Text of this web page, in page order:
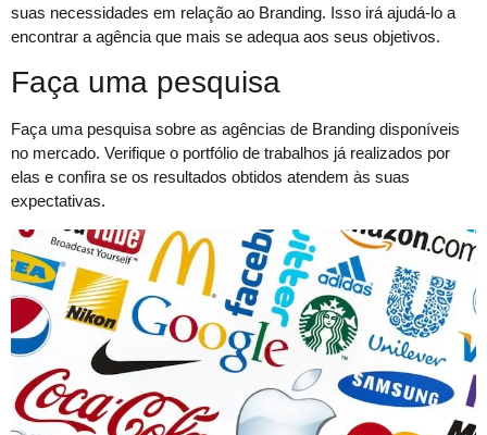
suas necessidades em relação ao Branding. Isso irá ajudá-lo a
encontrar a agência que mais se adequa aos seus objetivos.
Faça uma pesquisa
Faça uma pesquisa sobre as agências de Branding disponíveis
no mercado. Verifique o portfólio de trabalhos já realizados por
elas e confira se os resultados obtidos atendem às suas
expectativas.